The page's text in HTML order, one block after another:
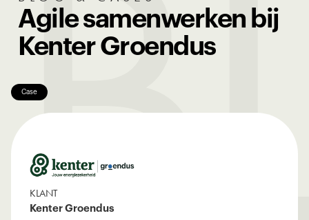
Agile samenwerken bij
Kenter Groendus
Case
KLANT
Kenter Groendus